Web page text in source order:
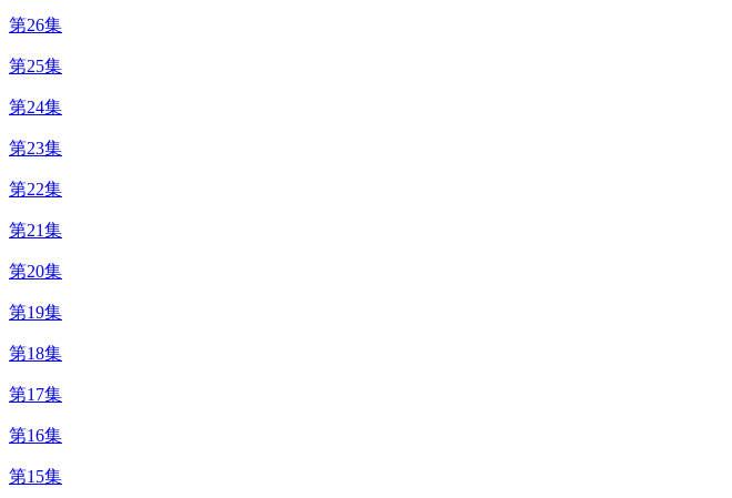
第26集
第25集
第24集
第23集
第22集
第21集
第20集
第19集
第18集
第17集
第16集
第15集